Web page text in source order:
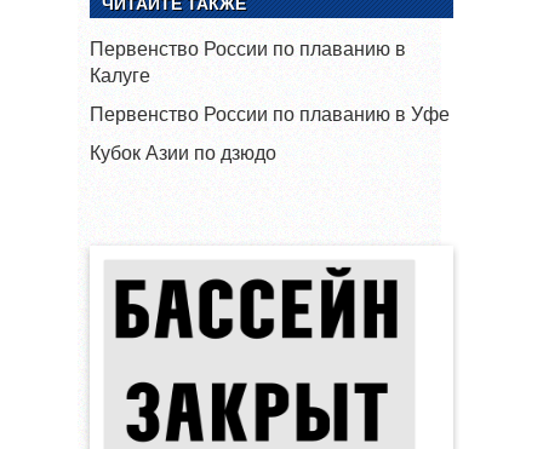
Первенство России по плаванию в
Калуге
Первенство России по плаванию в Уфе
Кубок Азии по дзюдо